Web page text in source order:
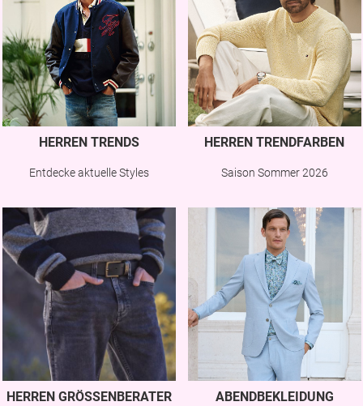
HERREN TRENDS
Entdecke aktuelle Styles
HERREN TRENDFARBEN
Saison Sommer 2026
HERREN GRÖSSENBERATER ABENDBEKLEIDUNG